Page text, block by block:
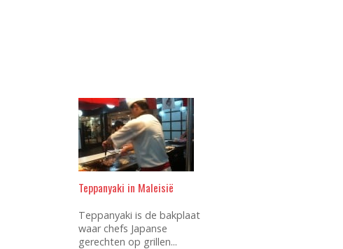
Teppanyaki in Maleisië
Teppanyaki is de bakplaat
waar chefs Japanse
gerechten op grillen...